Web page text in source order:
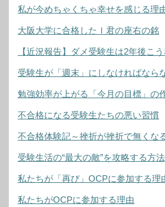
私が今めちゃくちゃ幸せを感じる理
大阪大学に合格したＩ君の座右の銘
【近況報告】ダメ受験生は2年後こ
受験生が「週末」にしなければなら
勉強効率が上がる「今月の目標」の
不合格になる受験生たちの悪い習慣
不合格体験記～挫折が挫折で無くな
受験生活の“最大の敵”を攻略する方法
私たちが「再び」OCPに参加する理
私たちがOCPに参加する理由